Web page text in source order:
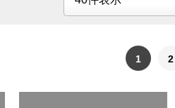
1 2